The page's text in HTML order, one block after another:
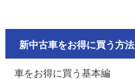
新中古車をお得に買う方法
車をお得に買う基本編